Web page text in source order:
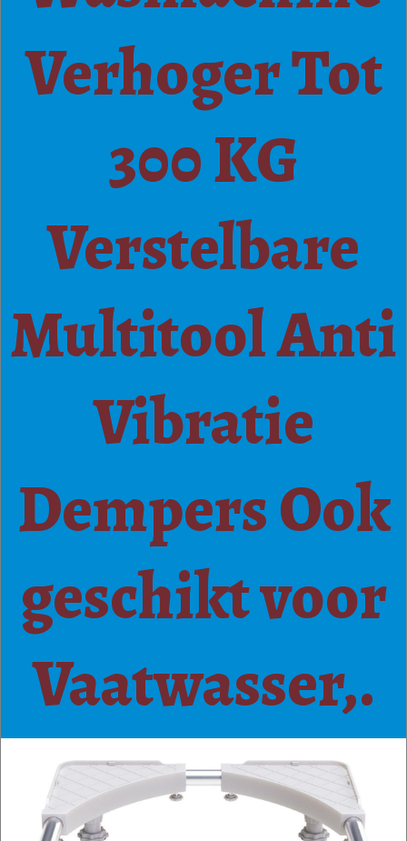
Verhoger Tot
300 KG
Verstelbare
Multitool Anti
Vibratie
Dempers Ook
geschikt voor
Vaatwasser,.